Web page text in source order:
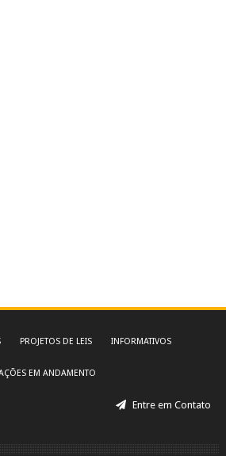
PROJETOS DE LEIS INFORMATIVOS
EM ANDAMENTO
Entre em Contato